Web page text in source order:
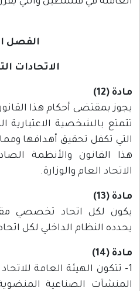
الفصل
الاتحادات
مادة (12)
يجوز بمقتضى أحكام هذا
تتمتع بالشخصية الاعتبارية
التي تكفل تحقيق أهدافها
هذا القانون والأنظمة
الاتحاد العام والوزارة.
مادة (13)
يكون لكل اتحاد تخصصي
يحدده النظام الداخلي لكل
مادة (14)
1- تتكون الهيئة العامة
المنشآت الصناعية